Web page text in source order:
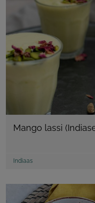
Mango lassi
Indiaas